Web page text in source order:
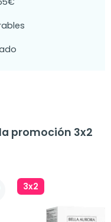
promoción 3x2
3x2